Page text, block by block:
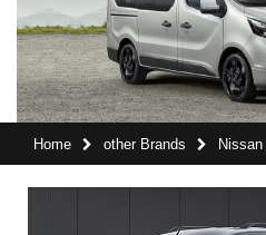
Home other Brands Nissan